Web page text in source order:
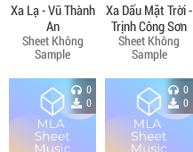
Xa Lạ - Vũ Thành
An
Sheet Không
Sample
Xa Dấu Mặt Trời -
Trịnh Công Sơn
Sheet Không
Sample
0
0
0
0